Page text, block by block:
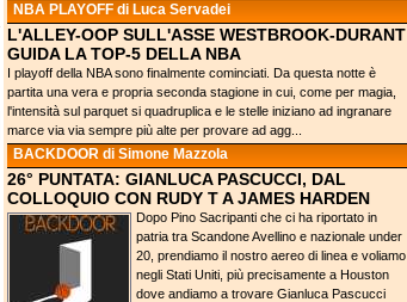
NBA PLAYOFF di Luca Servadei
L'ALLEY-OOP SULL'ASSE WESTBROOK-DURANT
GUIDA LA TOP-5 DELLA NBA
I playoff della NBA sono finalmente cominciati. Da questa notte è
partita una vera e propria seconda stagione in cui, come per magia,
l'intensità sul parquet si quadruplica e le stelle iniziano ad ingranare
marce via via sempre più alte per provare ad agg...
BACKDOOR di Simone Mazzola
26° PUNTATA: GIANLUCA PASCUCCI, DAL
COLLOQUIO CON RUDY T A JAMES HARDEN
Dopo Pino Sacripanti che ci ha riportato in
patria tra Scandone Avellino e nazionale under
20, prendiamo il nostro aereo di linea e voliamo
negli Stati Uniti, più precisamente a Houston
dove andiamo a trovare Gianluca Pascucci